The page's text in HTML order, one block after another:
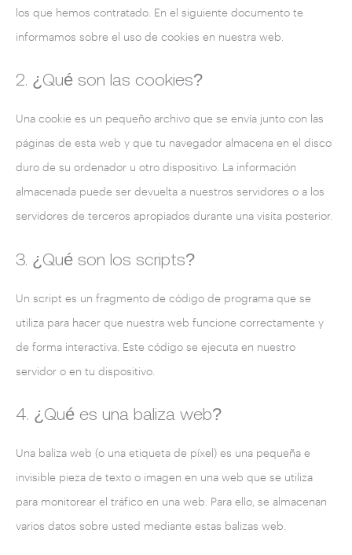
los que hemos contratado. En el siguiente documento te
informamos sobre el uso de cookies en nuestra web.
2. ¿Qué son las cookies?
Una cookie es un pequeño archivo que se envía junto con las
páginas de esta web y que tu navegador almacena en el disco
duro de su ordenador u otro dispositivo. La información
almacenada puede ser devuelta a nuestros servidores o a los
servidores de terceros apropiados durante una visita posterior.
3. ¿Qué son los scripts?
Un script es un fragmento de código de programa que se
utiliza para hacer que nuestra web funcione correctamente y
de forma interactiva. Este código se ejecuta en nuestro
servidor o en tu dispositivo.
4. ¿Qué es una baliza web?
Una baliza web (o una etiqueta de píxel) es una pequeña e
invisible pieza de texto o imagen en una web que se utiliza
para monitorear el tráfico en una web. Para ello, se almacenan
varios datos sobre usted mediante estas balizas web.